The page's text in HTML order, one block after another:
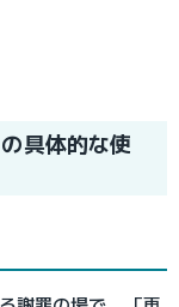
具体的な使